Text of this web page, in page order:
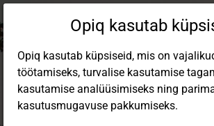
Opiq kasutab
Opiq kasutab küpsiseid, mis on
töötamiseks, turvalise kasutamise
kasutamise analüüsimiseks ning
kasutusmugavuse pakkumiseks.